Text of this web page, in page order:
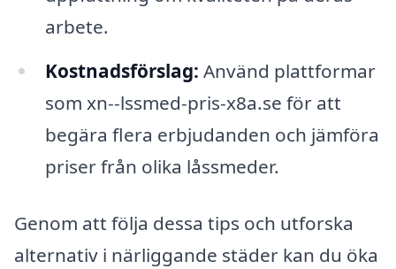
arbete.
Kostnadsförslag: Använd plattformar
som xn--lssmed-pris-x8a.se för att
begära flera erbjudanden och jämföra
priser från olika låssmeder.
Genom att följa dessa tips och utforska
alternativ i närliggande städer kan du öka